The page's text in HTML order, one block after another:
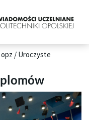
/ Uroczyste